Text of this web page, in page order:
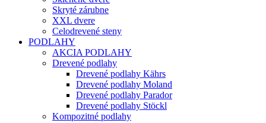
Skryté zárubne
XXL dvere
Celodrevené steny
PODLAHY
AKCIA PODLAHY
Drevené podlahy
Drevené podlahy Kährs
Drevené podlahy Moland
Drevené podlahy Parador
Drevené podlahy Stöckl
Kompozitné podlahy